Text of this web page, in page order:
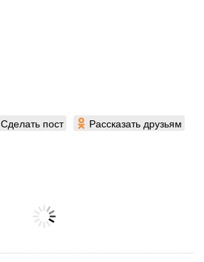
Сделать пост Рассказать друзьям